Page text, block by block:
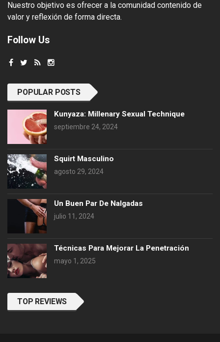
Nuestro objetivo es ofrecer a la comunidad contenido de
valor y reflexión de forma directa.
Follow Us
POPULAR POSTS
Kunyaza: Millenary Sexual Technique
septiembre 24, 2024
Squirt Masculino
agosto 29, 2024
Un Buen Par De Nalgadas
julio 11, 2024
Técnicas Para Mejorar La Penetración
mayo 1, 2025
TOP REVIEWS